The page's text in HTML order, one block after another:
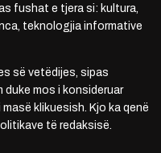
fushat e tjera si: kultura,
teknologjia informative
së vetëdijes, sipas
duke mos i konsideruar
klikuesish. Kjo ka qenë
të redaksisë.